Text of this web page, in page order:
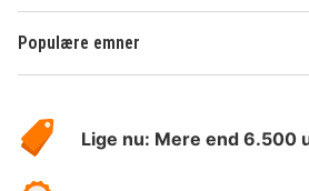
Populære emner
HotelSpecials
Lige nu: Mere end 6.500